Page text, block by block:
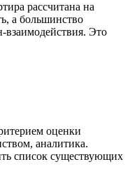
рассчитана на
а большинство
взаимодействия. Это
оценки
аналитика.
список существующих